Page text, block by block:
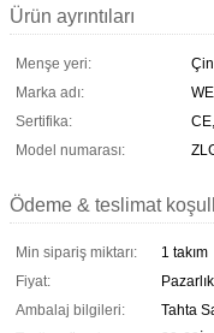
Ürün ayrıntıları
Menşe yeri:
Çin
Marka adı:
Sertifika:
Model numarası:
Ödeme & teslimat
Min sipariş miktarı:
1 takım
Fiyat:
Ambalaj bilgileri:
Tahta